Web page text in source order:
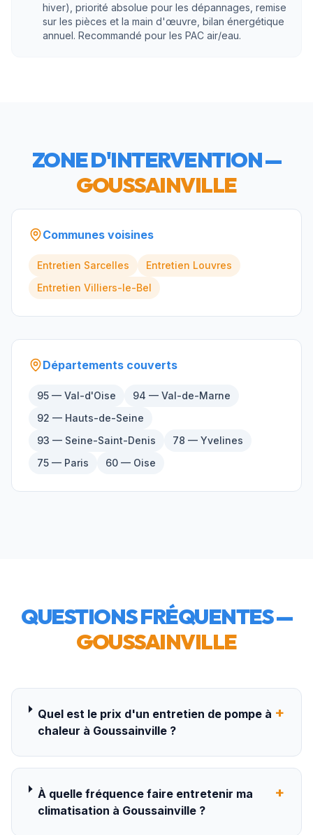
hiver), priorité absolue pour les dépannages, remise
sur les pièces et la main d'œuvre, bilan énergétique
annuel. Recommandé pour les PAC air/eau.
ZONE D'INTERVENTION —
GOUSSAINVILLE
Communes voisines
Entretien Sarcelles Entretien Louvres
Entretien Villiers-le-Bel
Départements couverts
95 — Val-d'Oise
94 — Val-de-Marne
92 — Hauts-de-Seine
93 — Seine-Saint-Denis
78 — Yvelines
75 — Paris
60 — Oise
QUESTIONS FRÉQUENTES —
GOUSSAINVILLE
Quel est le prix d'un entretien de pompe à
chaleur à Goussainville ?
+
À quelle fréquence faire entretenir ma
climatisation à Goussainville ?
+